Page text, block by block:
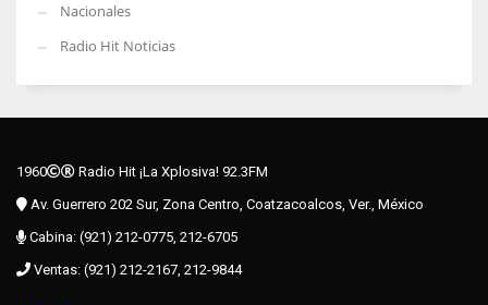
Nacionales
Radio Hit Noticias
1960
Radio Hit ¡La Xplosiva! 92.3FM
Av. Guerrero 202 Sur, Zona Centro, Coatzacoalcos, Ver., México
Cabina: (921) 212-0775, 212-6705
Ventas: (921) 212-2167, 212-9844